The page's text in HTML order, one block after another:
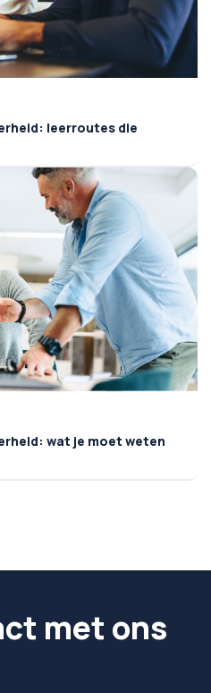
leerroutes die
wat je moet weten
met ons